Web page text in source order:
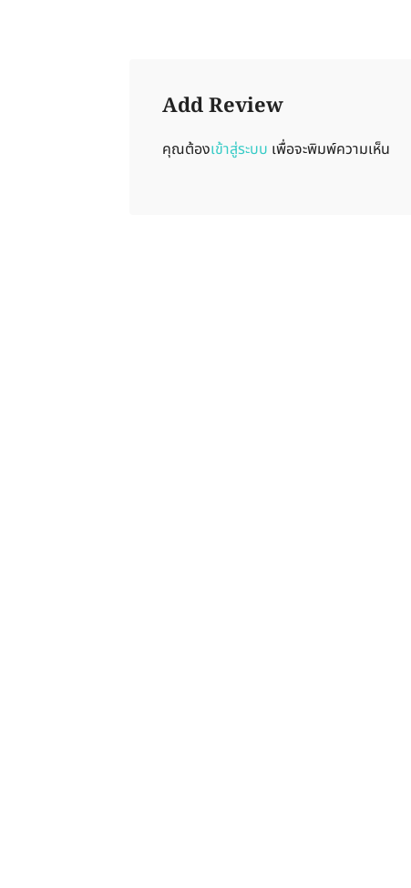
Add Review
คุณต้องเข้าสู่ระบบ เพื่อจะพิมพ์ความเห็น